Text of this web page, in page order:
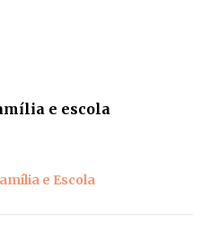
e escola
e Escola